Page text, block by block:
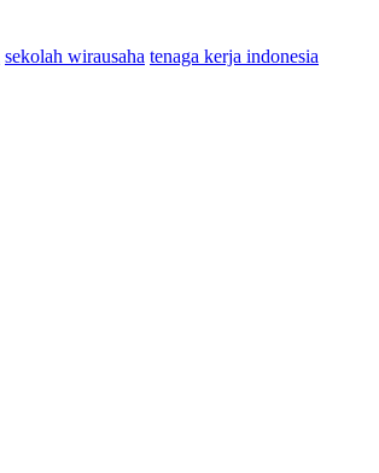
sekolah wirausaha tenaga kerja indonesia